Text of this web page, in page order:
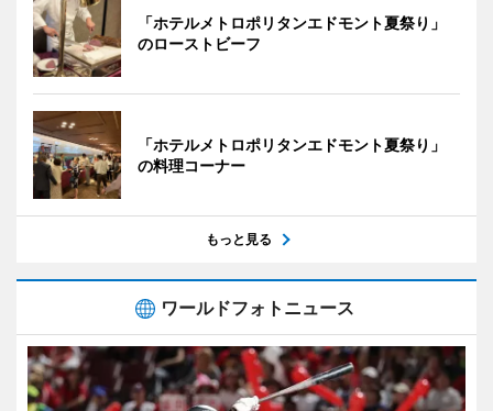
「ホテルメトロポリタンエドモント夏祭り」
のローストビーフ
「ホテルメトロポリタンエドモント夏祭り」
の料理コーナー
もっと見る
ワールドフォトニュース